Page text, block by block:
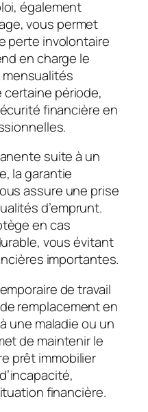
également
vous permet
perte involontaire
en charge le
certaine période,
financière en
suite à un
la garantie
assure une prise
d’emprunt.
en cas
vous évitant
importantes.
de travail
remplacement en
une maladie ou un
de maintenir le
prêt immobilier
financière.